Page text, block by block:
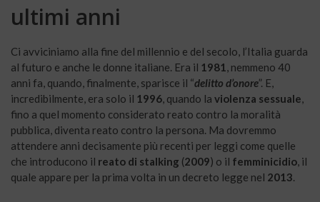
ultimi anni
Ci avviciniamo alla fine del millennio e del secolo, l’Italia guarda
al futuro e anche le donne italiane. Era il 1981, nemmeno 40
anni fa, quando, finalmente, sparisce il “delitto d’onore”. E,
incredibilmente, era solo il 1996, quando la violenza sessuale,
fino a quel momento considerato reato contro la moralità
pubblica, diventa reato contro la persona. Ma dovremmo
attendere anni decisamente più recenti per leggi come quelle
che introducono il reato di stalking (2009) o il femminicidio, il
quale appare per la prima volta in un decreto legge nel 2013.